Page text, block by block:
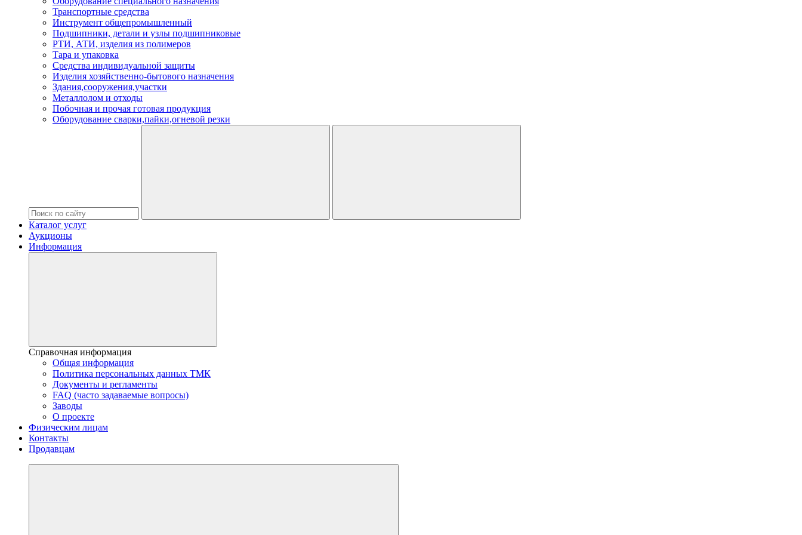
Транспортные средства
Инструмент общепромышленный
Подшипники, детали и узлы подшипниковые
РТИ, АТИ, изделия из полимеров
Тара и упаковка
Средства индивидуальной защиты
Изделия хозяйственно-бытового назначения
Здания,сооружения,участки
Металлолом и отходы
Побочная и прочая готовая продукция
Оборудование сварки,пайки,огневой резки
Каталог услуг
Аукционы
Информация
Справочная информация
Общая информация
Политика персональных данных ТМК
Документы и регламенты
FAQ (часто задаваемые вопросы)
Заводы
О проекте
Физическим лицам
Контакты
Продавцам